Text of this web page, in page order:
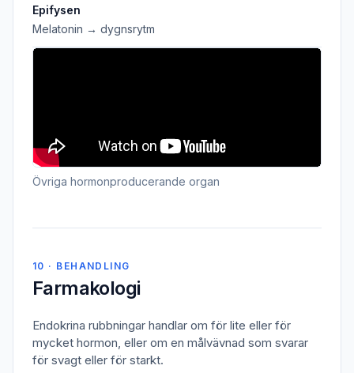
Epifysen
Melatonin → dygnsrytm
Övriga hormonproducerande organ
10 · BEHANDLING
Farmakologi
Endokrina rubbningar handlar om för lite eller för
mycket hormon, eller om en målvävnad som svarar
för svagt eller för starkt.